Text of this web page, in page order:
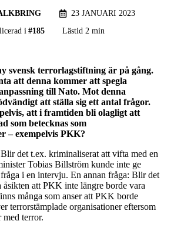
23 JANUARI 2023
i #185 Lästid 2 min
svensk terrorlagstiftning är på gång.
att denna kommer att spegla
till Nato. Mot denna
att ställa sig ett antal frågor.
att i framtiden bli olagligt att
som betecknas som
– exempelvis PKK?
det t.ex. kriminaliserat att vifta med en
Tobias Billström kunde inte ge
i en intervju. En annan fråga: Blir det
att PKK inte längre borde vara
många som anser att PKK borde
terrorstämplade organisationer eftersom
med terror.